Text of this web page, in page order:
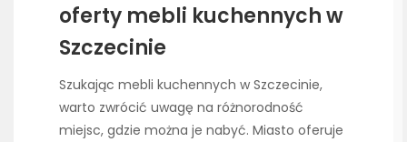
oferty mebli kuchennych w
Szczecinie
Szukając mebli kuchennych w Szczecinie,
warto zwrócić uwagę na różnorodność
miejsc, gdzie można je nabyć. Miasto oferuje